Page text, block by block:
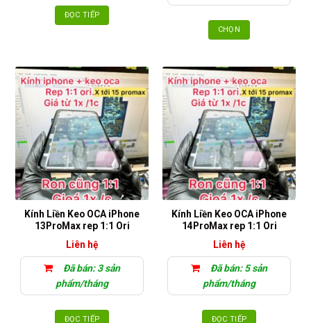
ĐỌC TIẾP
CHỌN
này
có
nhiều
biến
thể.
Các
tùy
chọn
có
được
trên
trang
sản
phẩm
Kính Liền Keo OCA iPhone
13ProMax rep 1:1 Ori
Liên hệ
Đã bán: 3 sản
phẩm/tháng
ĐỌC TIẾP
Kính Liền Keo OCA iPhone
14ProMax rep 1:1 Ori
Liên hệ
Đã bán: 5 sản
phẩm/tháng
ĐỌC TIẾP